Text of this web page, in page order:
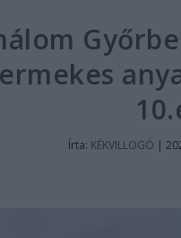
Írta: KÉKVILLOGÓ |